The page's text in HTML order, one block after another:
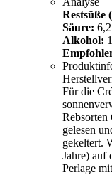
Restsüße
Säure:
Alkohol:
Für die
Rebsorten
gelesen
gekeltert.
Jahre) auf
Perlage